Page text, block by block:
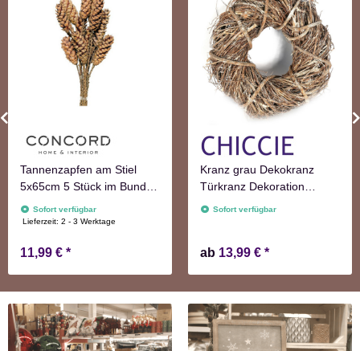
Tannenzapfen am Stiel
5x65cm 5 Stück im Bund
natur Adventskranzdeko
Sofort verfügbar
Lieferzeit:2 - 3 Werktage
11,99 € *
Kranz grau Dekokranz
Türkranz Dekoration
Wanddekoration
Sofort verfügbar
ab 13,99 € *